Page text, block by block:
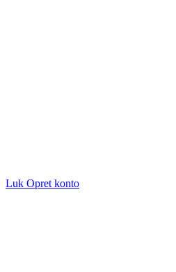
Luk Opret konto